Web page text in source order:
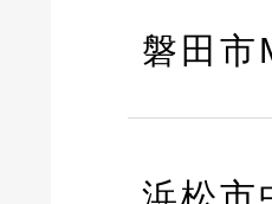
磐田市